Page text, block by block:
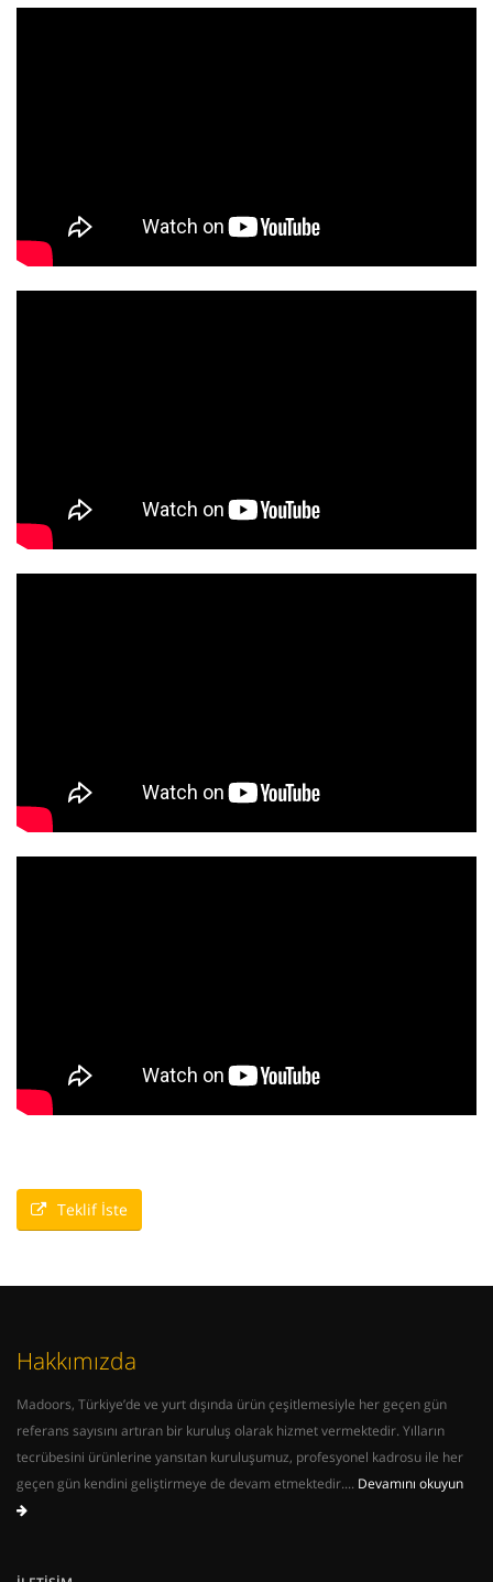
Teklif İste
Hakkımızda
Madoors, Türkiye’de ve yurt dışında ürün çeşitlemesiyle her geçen gün
referans sayısını artıran bir kuruluş olarak hizmet vermektedir. Yılların
tecrübesini ürünlerine yansıtan kuruluşumuz, profesyonel kadrosu ile her
geçen gün kendini geliştirmeye de devam etmektedir.... Devamını okuyun